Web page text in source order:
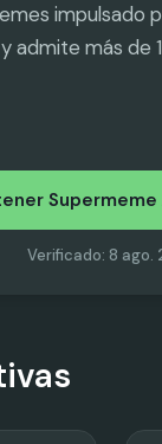
impulsado
más de
Supermeme
Verificado: 8 ago.